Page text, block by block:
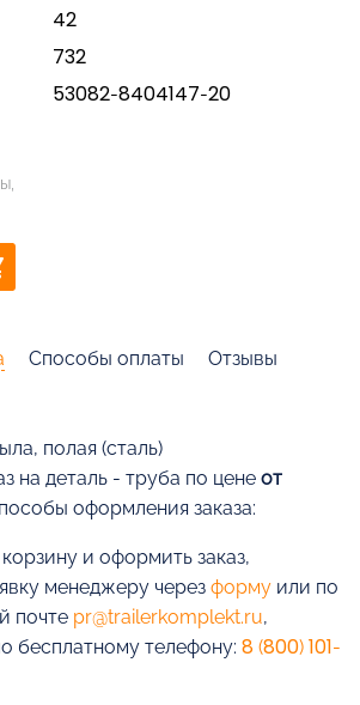
42
732
53082-8404147-20
Способы оплаты
Отзывы
полая (сталь)
на деталь - труба по цене от
оформления заказа:
и оформить заказ,
менеджеру через форму или по
почте pr@trailerkomplekt.ru,
бесплатному телефону: 8 (800) 101-